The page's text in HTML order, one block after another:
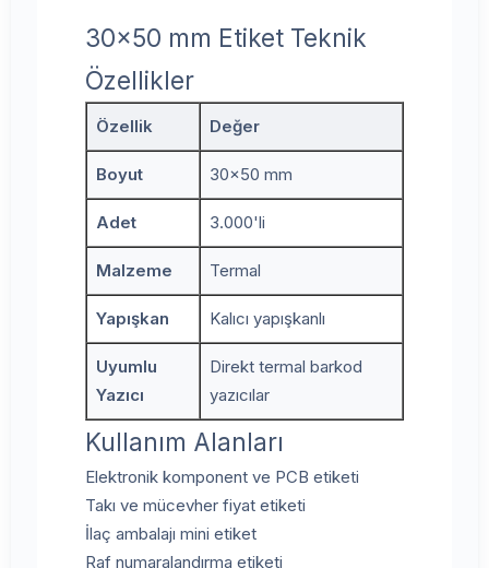
30x50 mm Etiket Teknik
Özellikler
Özellik Değer
Boyut 30x50 mm
Adet 3.000'li
Malzeme Termal
Yapışkan Kalıcı yapışkanlı
Uyumlu
Yazıcı
Direkt termal barkod
yazıcılar
Kullanım Alanları
Elektronik komponent ve PCB etiketi
Takı ve mücevher fiyat etiketi
İlaç ambalajı mini etiket
Raf numaralandırma etiketi